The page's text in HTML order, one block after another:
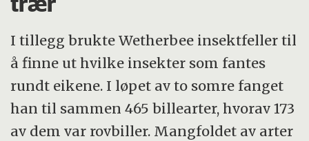
I tillegg brukte Wetherbee insektfeller til
å finne ut hvilke insekter som fantes
rundt eikene. I løpet av to somre fanget
han til sammen 465 billearter, hvorav 173
av dem var rovbiller. Mangfoldet av arter